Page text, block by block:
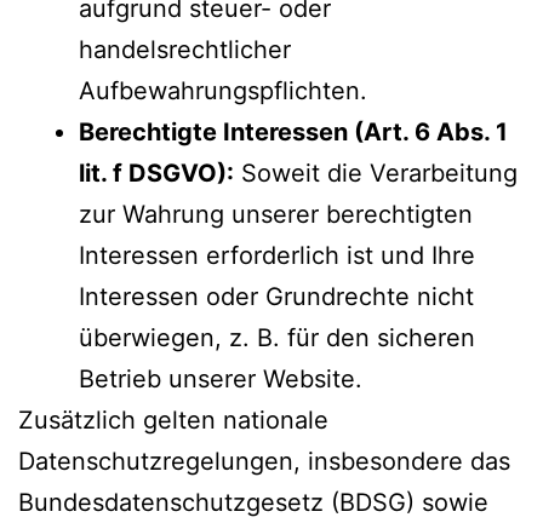
aufgrund steuer- oder
handelsrechtlicher
Aufbewahrungspflichten.
Berechtigte Interessen (Art. 6 Abs. 1
lit. f DSGVO): Soweit die Verarbeitung
zur Wahrung unserer berechtigten
Interessen erforderlich ist und Ihre
Interessen oder Grundrechte nicht
überwiegen, z. B. für den sicheren
Betrieb unserer Website.
Zusätzlich gelten nationale
Datenschutzregelungen, insbesondere das
Bundesdatenschutzgesetz (BDSG) sowie